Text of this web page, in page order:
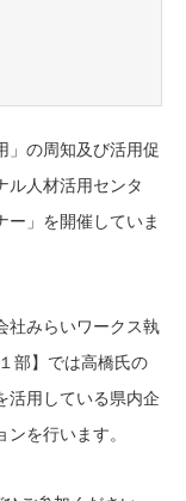
」の周知及び活用促
ル人材活用センタ
ー」を開催していま
社みらいワークス執
部】では高橋氏の
活用している県内企
を行います。